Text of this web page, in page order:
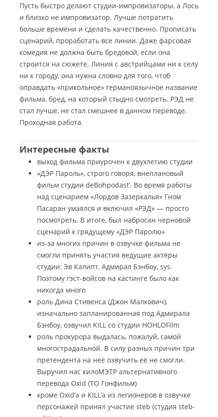
Пусть быстро делают студии-импровизаторы, а Лось
и близко не импровизатор. Лучше потратить
больше времени и сделать качественно. Прописать
сценарий, проработать все линии. Даже фарсовая
комедия не должна быть бредовой, если она
строится на сюжете. Линия с австрийцами ни к селу
ни к городу, она нужна словно для того, чтоб
оправдать «прикольное» германоязычное название
фильма, бред, на который стыдно смотреть. РЭД не
стал лучше, не стал смешнее в данном переводе.
Проходная работа.
Интересные факты
выход фильма приурочен к двухлетию студии
«ДЭР Пароль», строго говоря, внеплановый
фильм студии deBohpodast’. Во время работы
над сценарием «Лордов Зазеркалья» Гном
Пасаран умаялся и включил «РЭД» — просто
посмотреть. В итоге, был набросан черновой
сценарий к грядущему «ДЭР Паролю»
из-за многих причин в озвучке фильма не
смогли принять участия ведущие актёры
студии: Эв Калипт, Адмирал Бэнбоу, sys.
Поэтому гэст-войсов на кастинге было как
никогда много
роль Дина Стивенса (Джон Малкович),
изначально запланированная под Адмирала
Бэнбоу, озвучил KILL со студии HOHLOFilm
роль прокурора выдалась, пожалуй, самой
многострадальной. В силу разных причин три
претендента на неё озвучить её не смогли.
Выручил нас килоМЭТР альтернативного
перевода Oxid (ТО Гонфильм)
кроме Oxid’а и KILL’а из легионеров в озвучке
персонажей принял участие steb (студия steb-